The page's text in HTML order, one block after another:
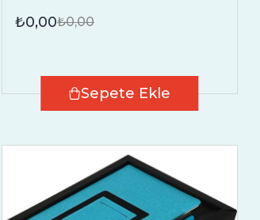
₺0,00₺0,00
Sepete Ekle